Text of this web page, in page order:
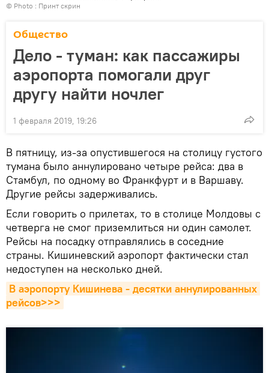
© Photo : Принт скрин
Общество
Дело - туман: как пассажиры
аэропорта помогали друг
другу найти ночлег
1 февраля 2019, 19:26
В пятницу, из-за опустившегося на столицу густого
тумана было аннулировано четыре рейса: два в
Стамбул, по одному во Франкфурт и в Варшаву.
Другие рейсы задерживались.
Если говорить о прилетах, то в столице Молдовы с
четверга не смог приземлиться ни один самолет.
Рейсы на посадку отправлялись в соседние
страны. Кишиневский аэропорт фактически стал
недоступен на несколько дней.
В аэропорту Кишинева - десятки аннулированных
рейсов>>>